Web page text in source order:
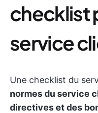
checklist
service
Une checklist du
normes du service
directives et des